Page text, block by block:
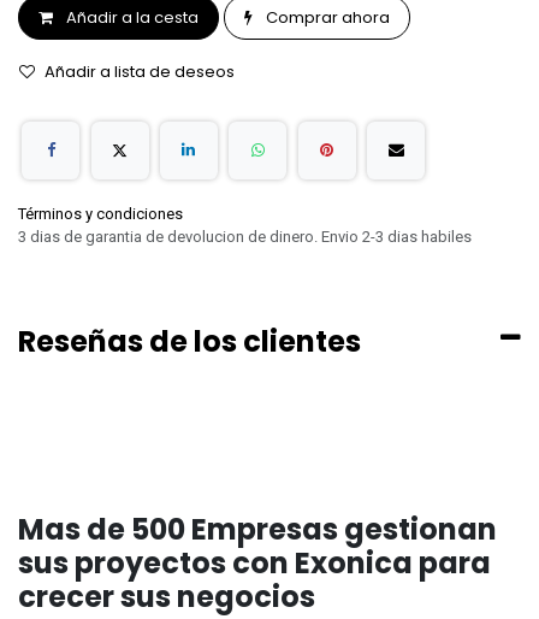
Añadir a la cesta Comprar ahora
Añadir a lista de deseos
Términos y condiciones
3 dias de garantia de devolucion de dinero. Envio 2-3 dias habiles
Reseñas de los clientes
Mas de 500 Empresas gestionan
sus proyectos con Exonica para
crecer sus negocios